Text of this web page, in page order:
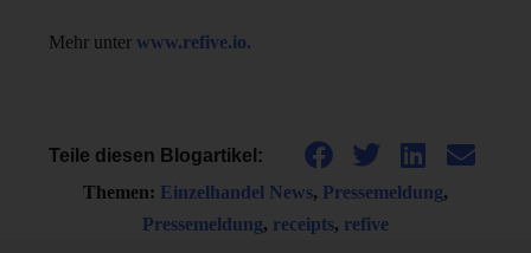
Mehr unterwww.refive.io.
Teile diesen Blogartikel:
Themen: Einzelhandel News, Pressemeldung,
Pressemeldung, receipts, refive